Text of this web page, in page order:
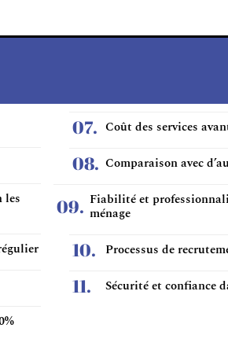
les
Coût des services
Comparaison avec
Fiabilité et
ménage
Processus de
Sécurité et confiance